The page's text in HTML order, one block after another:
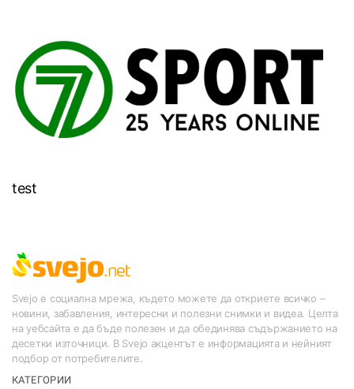
test
Svejo е социална мрежа, където можете да откриете всичко –
новини, забавления, интересни и полезни снимки и видеа. Целта
на уебсайта е да бъде полезен и да обединява съдържанието на
десетки източници. В Svejo акцентът е информацията и нейният
подбор от потребителите.
КАТЕГОРИИ